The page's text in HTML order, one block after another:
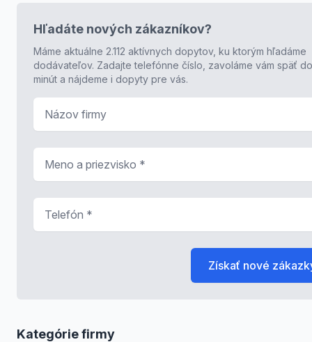
Kategórie firmy
Hľadáte nových zákazníkov?
Máme aktuálne 2.112 aktívnych dopytov, ku ktorým hľadáme
dodávateľov. Zadajte telefónne číslo, zavoláme vám späť
minút a nájdeme i dopyty pre vás.
Získať nové